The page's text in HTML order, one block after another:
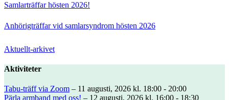
Samlarträffar hösten 2026!
Anhörigträffar vid samlarsyndrom hösten 2026
Aktuellt-arkivet
Aktiviteter
Tabu-träff via Zoom – 11 augusti, 2026 kl. 18:00 - 20:00
Pärla armband med oss! – 12 augusti, 2026 kl. 16:00 - 18:30